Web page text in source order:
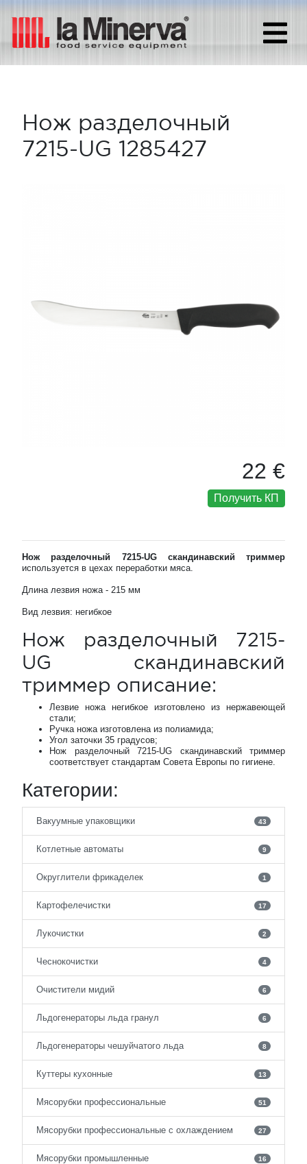
Нож разделочный
7215-UG 1285427
22 €
Получить КП
Нож разделочный 7215-UG скандинавский триммер
используется в цехах переработки мяса.
Длина лезвия ножа - 215 мм
Вид лезвия: негибкое
Нож разделочный 7215-
UG скандинавский
триммер описание:
Лезвие ножа негибкое изготовлено из нержавеющей
стали;
Ручка ножа изготовлена из полиамида;
Угол заточки 35 градусов;
Нож разделочный 7215-UG скандинавский триммер
соответствует стандартам Совета Европы по гигиене.
Категории:
Вакуумные упаковщики 43
Котлетные автоматы 9
Округлители фрикаделек 1
Картофелечистки 17
Лукочистки 2
Чеснокочистки 4
Очистители мидий 6
Льдогенераторы льда гранул 6
Льдогенераторы чешуйчатого льда 8
Куттеры кухонные 13
Мясорубки профессиональные 51
Мясорубки профессиональные с охлаждением 27
Мясорубки промышленные 16